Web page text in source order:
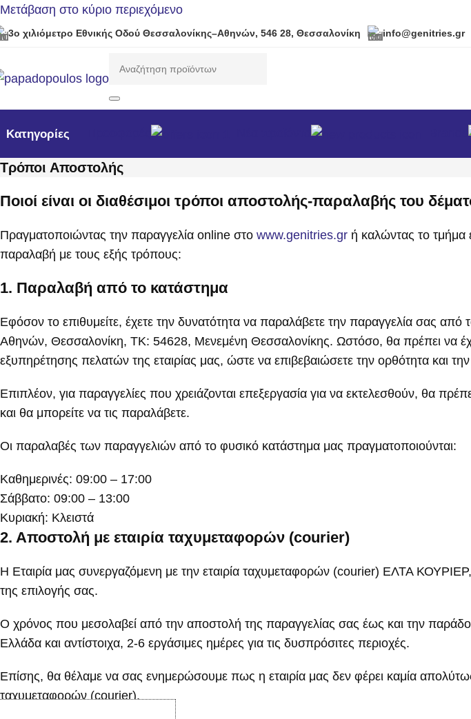
Μετάβαση στο κύριο περιεχόμενο
3ο χιλιόμετρο Εθνικής Οδού Θεσσαλονίκης–Αθηνών, 546 28, Θεσσαλονίκη info@genitries.gr
Κατηγορίες
Τρόποι Αποστολής
Ποιοί είναι οι διαθέσιμοι τρόποι αποστολής-παραλαβής του
Πραγματοποιώντας την παραγγελία online στο www.genitries.gr ή καλώντας το τμήμα
παραλαβή με τους εξής τρόπους:
1. Παραλαβή από το κατάστημα
Εφόσον το επιθυμείτε, έχετε την δυνατότητα να παραλάβετε την παραγγελία σας
Αθηνών, Θεσσαλονίκη, ΤΚ: 54628, Μενεμένη Θεσσαλονίκης. Ωστόσο, θα πρέπει να
εξυπηρέτησης πελατών της εταιρίας μας, ώστε να επιβεβαιώσετε την ορθότητα και
Επιπλέον, για παραγγελίες που χρειάζονται επεξεργασία για να εκτελεσθούν, θα
και θα μπορείτε να τις παραλάβετε.
Οι παραλαβές των παραγγελιών από το φυσικό κατάστημα μας πραγματοποιούνται:
Καθημερινές: 09:00 – 17:00
Σάββατο: 09:00 – 13:00
Κυριακή: Κλειστά
2. Αποστολή με εταιρία ταχυμεταφορών (courier)
Η Εταιρία μας συνεργαζόμενη με την εταιρία ταχυμεταφορών (courier) ΕΛΤΑ
της επιλογής σας.
Ο χρόνος που μεσολαβεί από την αποστολή της παραγγελίας σας έως και την
Ελλάδα και αντίστοιχα, 2-6 εργάσιμες ημέρες για τις δυσπρόσιτες περιοχές.
Επίσης, θα θέλαμε να σας ενημερώσουμε πως η εταιρία μας δεν φέρει καμία
ταχυμεταφορών (courier).